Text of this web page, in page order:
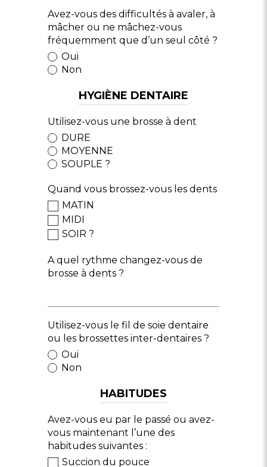
Avez-vous des difficultés à avaler, à
mâcher ou ne mâchez-vous
fréquemment que d’un seul côté ?
Oui
Non
HYGIÈNE DENTAIRE
Utilisez-vous une brosse à dent
DURE
MOYENNE
SOUPLE ?
Quand vous brossez-vous les dents
MATIN
MIDI
SOIR ?
A quel rythme changez-vous de
brosse à dents ?
Utilisez-vous le fil de soie dentaire
ou les brossettes inter-dentaires ?
Oui
Non
HABITUDES
Avez-vous eu par le passé ou avez-
vous maintenant l’une des
habitudes suivantes :
Succion du pouce